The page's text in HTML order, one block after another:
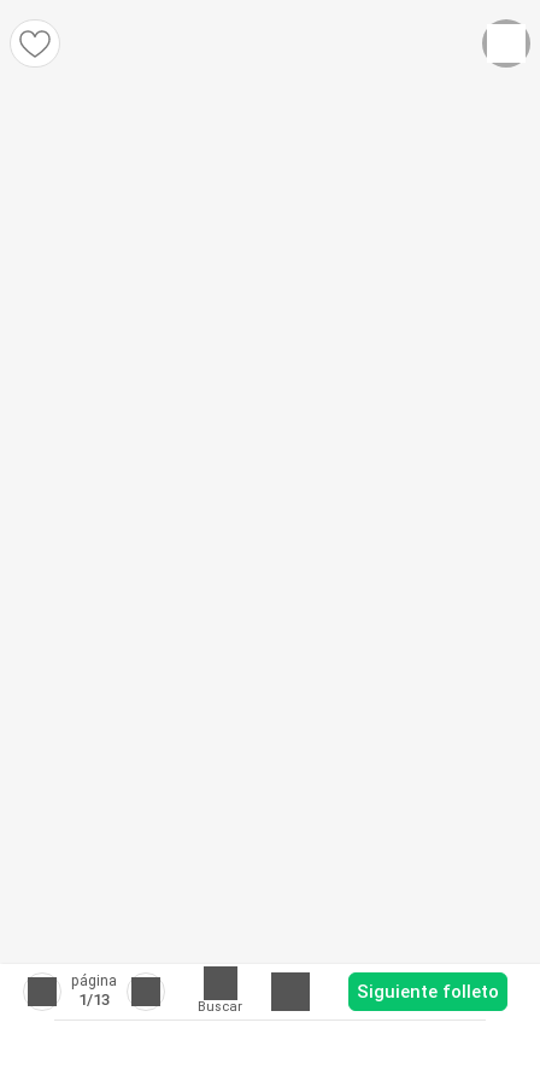
página
1/13 Buscar
Siguiente folleto